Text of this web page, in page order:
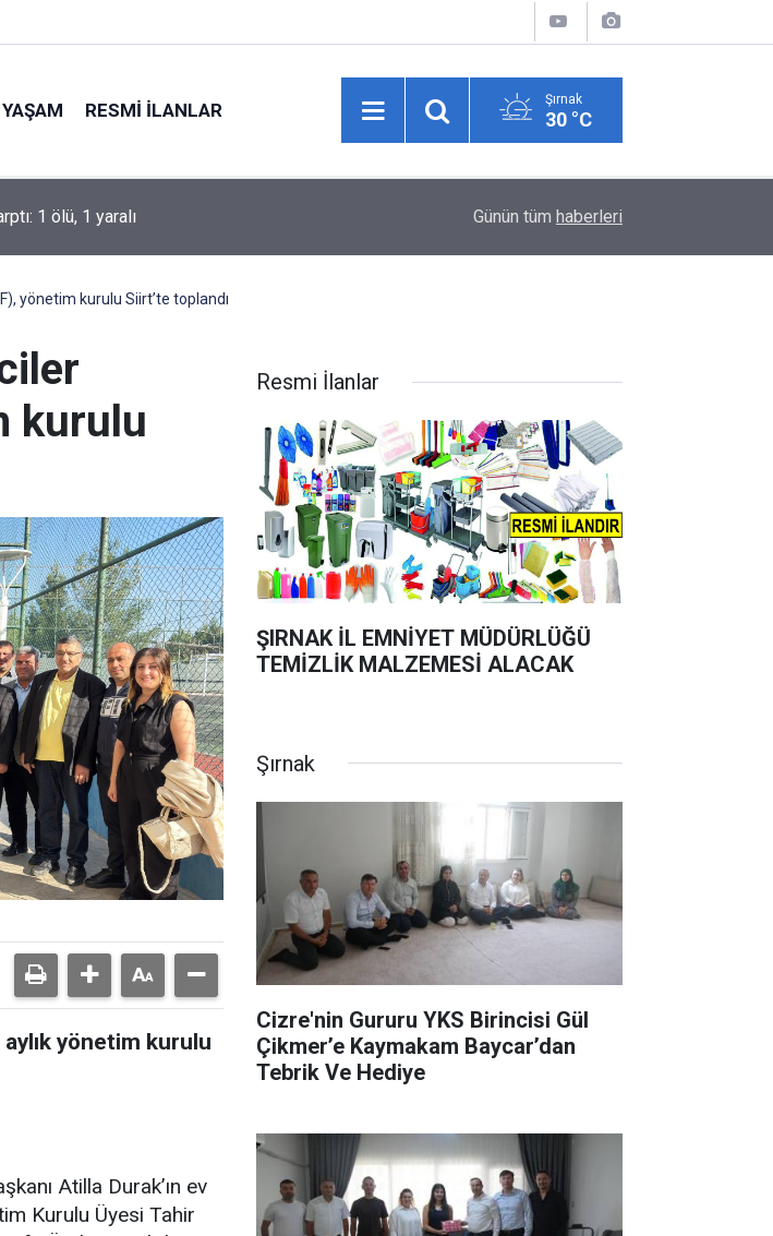
YAŞAM RESMI İLANLAR Şırnak
30 °C
FK: 2 Şanlıurfa'da hastane bahçesinde silahlı saldırı:
Günün tüm haberleri
yönetim kurulu Siirt’te toplandı
kurulu
yönetim kurulu
Atilla Durak’ın ev
Kurulu Üyesi Tahir
Resmi İlanlar
ŞIRNAK İL EMNİYET MÜDÜRLÜĞÜ
TEMİZLİK MALZEMESİ ALACAK
Şırnak
Cizre'nin Gururu YKS Birincisi Gül
Çikmer’e Kaymakam Baycar’dan
Tebrik Ve Hediye